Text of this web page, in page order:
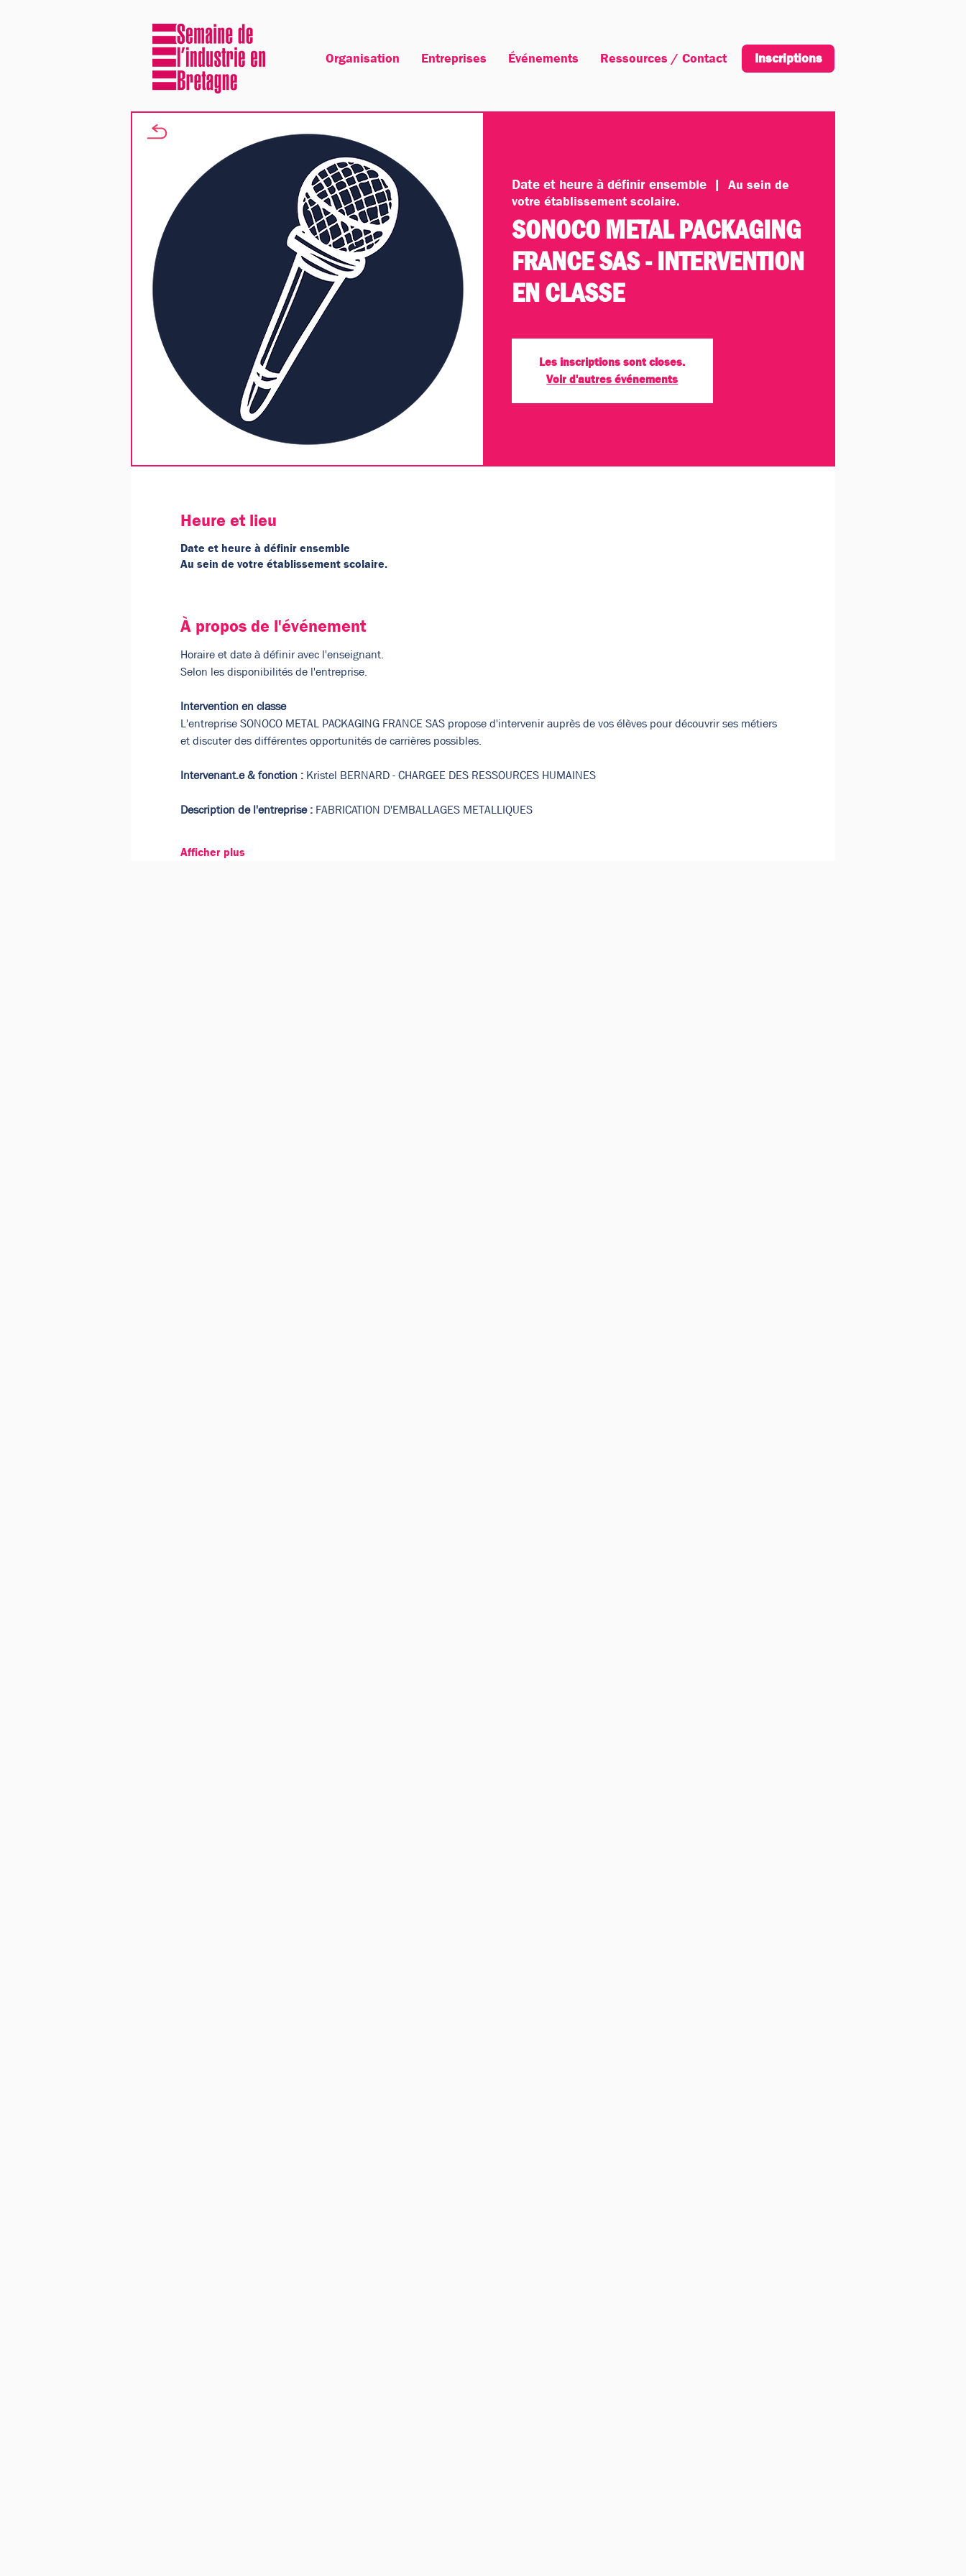
Organisation Entreprises Événements Ressources / Contact Inscription
Inscriptions
Date et heure à définir ensemble
  |
Au sein de
votre établissement scolaire.
SONOCO METAL PACKAGING
FRANCE SAS - INTERVENTION
EN CLASSE
Les inscriptions sont closes.
Voir d'autres événements
Heure et lieu
Date et heure à définir ensemble
Au sein de votre établissement scolaire.
À propos de l'événement
Horaire et date à définir avec l'enseignant.
Selon les disponibilités de l'entreprise.
Intervention en classe
L'entreprise SONOCO METAL PACKAGING FRANCE SAS propose d'intervenir auprès de vos élèves pour découvrir ses métiers
et discuter des différentes opportunités de carrières possibles.
Intervenant.e & fonction : Kristel BERNARD - CHARGEE DES RESSOURCES HUMAINES
Description de l'entreprise : FABRICATION D'EMBALLAGES METALLIQUES
Afficher plus